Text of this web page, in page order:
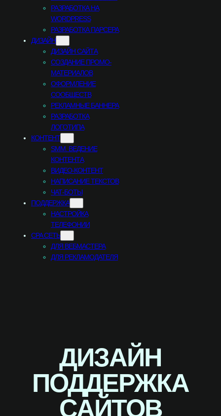
РАЗРАБОТКА НА
WORDPRESS
РАЗРАБОТКА ПАРСЕРА
ДИЗАЙН
ДИЗАЙН САЙТА
СОЗДАНИЕ ПРОМО-
МАТЕРИАЛОВ
ОФОРМЛЕНИЕ
СООБЩЕСТВ
РЕКЛАМНЫЕ БАННЕРА
РАЗРАБОТКА
ЛОГОТИПА
КОНТЕНТ
SMM. ВЕДЕНИЕ
КОНТЕНТА
ВИДЕО-КОНТЕНТ
НАПИСАНИЕ ТЕКСТОВ
ЧАТ-БОТЫ
ПОДДЕРЖКА
НАСТРОЙКА
ТЕЛЕФОНИИ
CPA СЕТЬ
ДЛЯ ВЕБМАСТЕРА
ДЛЯ РЕКЛАМОДАТЕЛЯ
ДИЗАЙН
ПОДДЕРЖКА
САЙТОВ